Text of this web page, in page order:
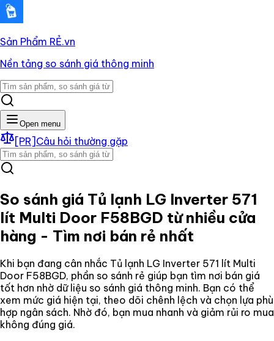
Sản Phẩm RẺ.vn
Nền tảng so sánh giá thông minh
Open menu
[PR] Câu hỏi thường gặp
So sánh giá Tủ lạnh LG Inverter 571
lít Multi Door F58BGD từ nhiều cửa
hàng - Tìm nơi bán rẻ nhất
Khi bạn đang cân nhắc Tủ lạnh LG Inverter 571 lít Multi
Door F58BGD, phần so sánh rẻ giúp bạn tìm nơi bán giá
tốt hơn nhờ dữ liệu so sánh giá thông minh. Bạn có thể
xem mức giá hiện tại, theo dõi chênh lệch và chọn lựa phù
hợp ngân sách. Nhờ đó, bạn mua nhanh và giảm rủi ro mua
không đúng giá.